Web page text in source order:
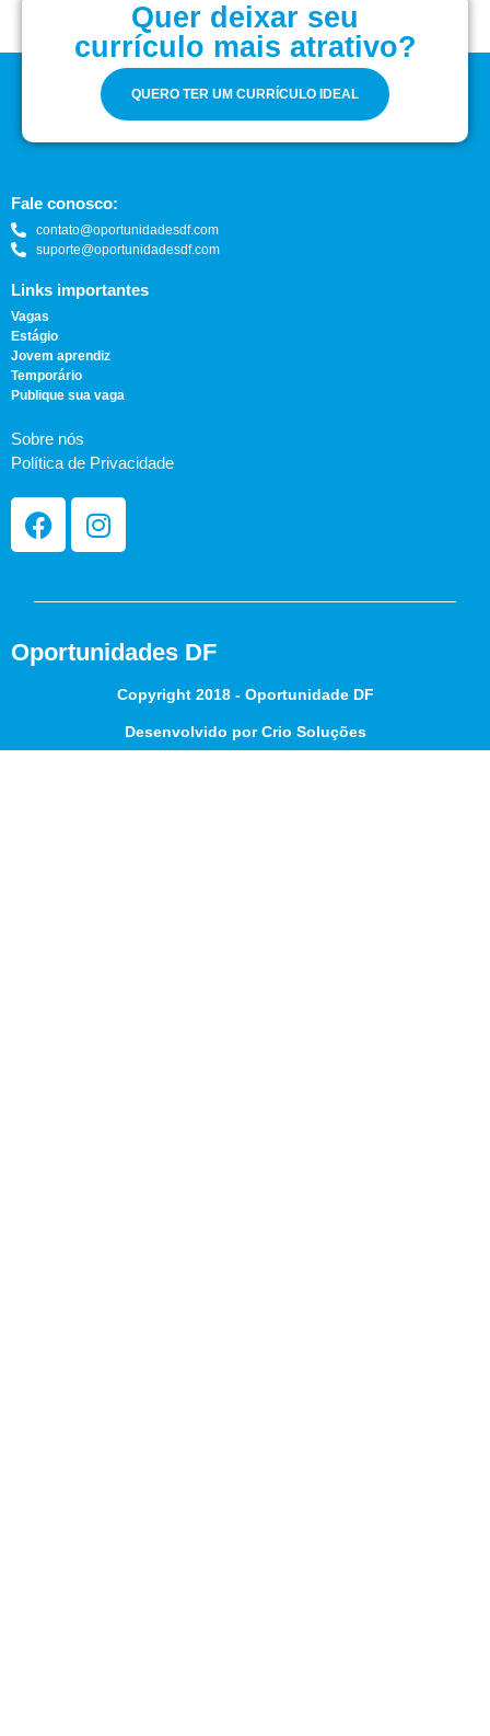
Quer deixar seu
currículo mais atrativo?
QUERO TER UM CURRÍCULO IDEAL
Fale conosco:
contato@oportunidadesdf.com
suporte@oportunidadesdf.com
Links importantes
Vagas
Estágio
Jovem aprendiz
Temporário
Publique sua vaga
Sobre nós
Política de Privacidade
Oportunidades DF
Copyright 2018 - Oportunidade DF
Desenvolvido por Crio Soluções